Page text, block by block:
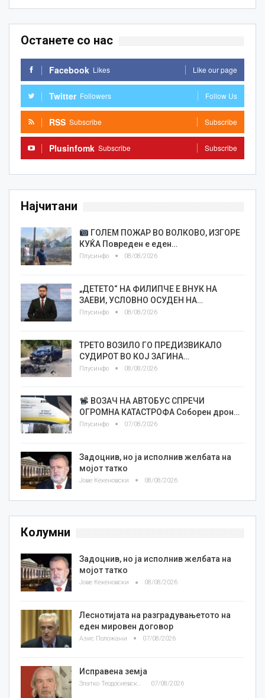
Останете со нас
Facebook Likes Like our page
Twitter Followers Follow Us
RSS Subscribe Subscribe
Plusinfomk Subscribe Subscribe
Најчитани
ГОЛЕМ ПОЖАР ВО ВОЛКОВО, ИЗГОРЕ
КУЌА Повреден е еден…
Плусинфо 08/08/2026
„ДЕТЕТО“ НА ФИЛИПЧЕ Е ВНУК НА
ЗАЕВИ, УСЛОВНО ОСУДЕН НА…
Плусинфо 08/08/2026
ТРЕТО ВОЗИЛО ГО ПРЕДИЗВИКАЛО
СУДИРОТ ВО КОЈ ЗАГИНА…
Плусинфо 08/08/2026
ВОЗАЧ НА АВТОБУС СПРЕЧИ
ОГРОМНА КАТАСТРОФА Соборен дрон…
Плусинфо 07/08/2026
Задоцнив, но ја исполнив желбата на
мојот татко
Јове Кекеновски 08/08/2026
Колумни
Задоцнив, но ја исполнив желбата на
мојот татко
Јове Кекеновски 08/08/2026
Леснотијата на разградувањетото на
еден мировен договор
Азис Положани 07/08/2026
Исправена земја
Златко Теодосиевски 07/08/2026